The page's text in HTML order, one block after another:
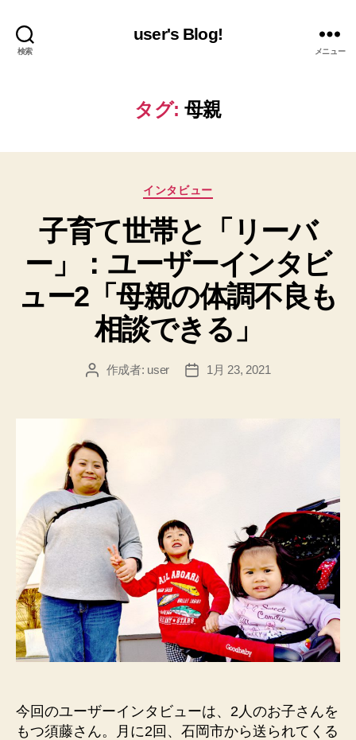
検索
user's Blog!
メニュー
タグ: 母親
カ
ゴ
リ
ー
インタビュー
子育て世帯と「リーバ
ー」：ユーザーインタビ
ュー2「母親の体調不良も
相談できる」
投 作成者: user
投
1月 23, 2021
今回のユーザーインタビューは、2人のお子さんを
もつ須藤さん。月に2回、石岡市から送られてくる